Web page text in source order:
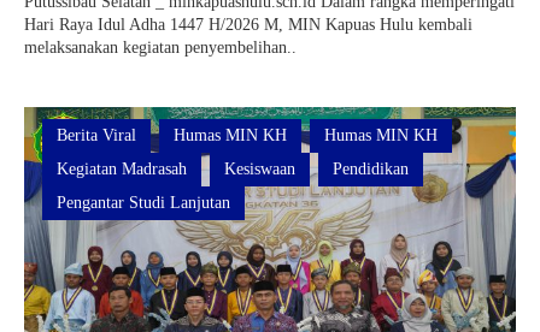
Hari Raya Idul Adha 1447 H/2026 M, MIN Kapuas Hulu kembali
melaksanakan kegiatan penyembelihan..
Berita Viral Humas MIN KH
Humas MIN KH
Kegiatan Madrasah
Kesiswaan
Pendidikan
Pengantar Studi Lanjutan